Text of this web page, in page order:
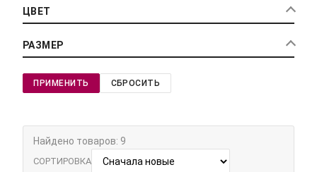
ЦВЕТ
РАЗМЕР
ПРИМЕНИТЬ СБРОСИТЬ
Найдено товаров: 9
СОРТИРОВКА